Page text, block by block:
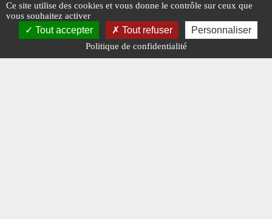
Ce site utilise des cookies et vous donne le contrôle sur ceux que
vous souhaitez activer
Tout accepter Tout refuser Personnaliser
Politique de confidentialité